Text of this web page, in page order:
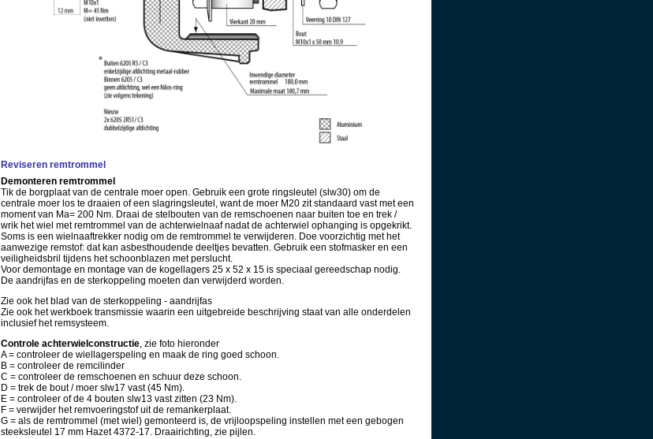
Reviseren remtrommel
Demonteren remtrommel
Tik de borgplaat van de centrale moer open. Gebruik een grote ringsleutel (slw30) om de
centrale moer los te draaien of een slagringsleutel, want de moer M20 zit standaard vast met een
moment van Ma= 200 Nm. Draai de stelbouten van de remschoenen naar buiten toe en trek /
wrik het wiel met remtrommel van de achterwielnaaf nadat de achterwiel ophanging is opgekrikt.
Soms is een wielnaaftrekker nodig om de remtrommel te verwijderen. Doe voorzichtig met het
aanwezige remstof: dat kan asbesthoudende deeltjes bevatten. Gebruik een stofmasker en een
veiligheidsbril tijdens het schoonblazen met perslucht.
Voor demontage en montage van de kogellagers 25 x 52 x 15 is speciaal gereedschap nodig.
De aandrijfas en de sterkoppeling moeten dan verwijderd worden.
Zie ook het blad van de sterkoppeling - aandrijfas
Zie ook het werkboek transmissie waarin een uitgebreide beschrijving staat van alle onderdelen
inclusief het remsysteem.
Controle achterwielconstructie, zie foto hieronder
A = controleer de wiellagerspeling en maak de ring goed schoon.
B = controleer de remcilinder
C = controleer de remschoenen en schuur deze schoon.
D = trek de bout / moer slw17 vast (45 Nm).
E = controleer of de 4 bouten slw13 vast zitten (23 Nm).
F = verwijder het remvoeringstof uit de remankerplaat.
G = als de remtrommel (met wiel) gemonteerd is, de vrijloopspeling instellen met een gebogen
steeksleutel 17 mm Hazet 4372-17. Draairichting, zie pijlen.